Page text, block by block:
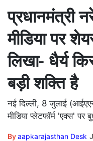
प्रधानमंत्री
मीडिया पर
लिखा- धैर्य
बड़ी शक्ति है
नई दिल्ली, 8 जुलाई
मीडिया प्लेटफॉर्म 'एक्स' पर
Byaapkarajasthan Desk